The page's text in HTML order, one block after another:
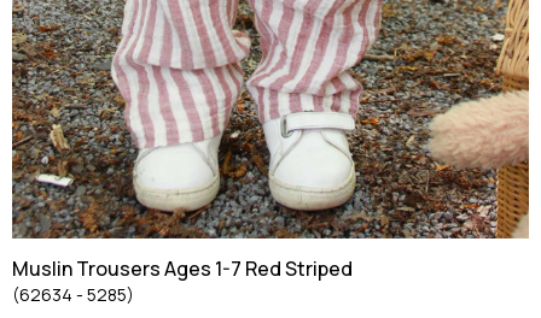
Muslin Trousers Ages 1-7 Red Striped
(62634 - 5285)